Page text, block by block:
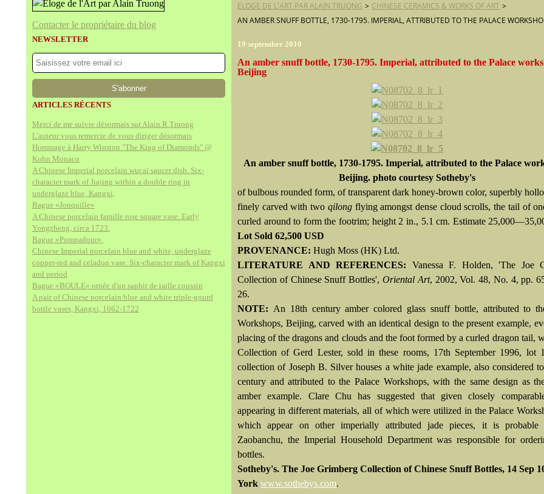
Contacter le propriétaire du blog
NEWSLETTER
ARTICLES RÉCENTS
Merci de me suivre désormais sur Alain.R.Truong
L'auteur vous remercie de vous diriger désormais
Hommage à Harry Winston "The King of Diamonds" @
Kohn Monaco
A Chinese Imperial porcelain wucai saucer dish. Six-
character mark of Jiajing within a double ring in
underglaze blue, Kangxi,
Bague «Jonquille»
A Chinese porcelain famille rose square vase. Early
Yongzheng, circa 1723.
Bague «Pompadour».
Chinese Imperial porcelain blue and white, underglaze
copper-red and celadon vase. Six-character mark of Kangxi
and period
Bague «BOULE» ornée d'un saphir de taille coussin
A pair of Chinese porcelain blue and white triple-gourd
bottle vases, Kangxi, 1662-1722
ELOGE DE L'ART PAR ALAIN TRUONG > CHINESE CERAMICS & WORKS OF ART >
AN AMBER SNUFF BOTTLE, 1730-1795. IMPERIAL, ATTRIBUTED TO THE PALACE
19 septembre 2010
An amber snuff bottle, 1730-1795. Imperial, attributed to the Palace
Beijing
An amber snuff bottle, 1730-1795. Imperial, attributed to the Palace
Beijing. photo courtesy Sotheby's
of bulbous rounded form, of transparent dark honey-brown color, superbly
finely carved with two qilongflying amongst dense cloud scrolls, the tail of
curled around to form the footrim; height 2 in., 5.1 cm. Estimate
Lot Sold 62,500 USD
PROVENANCE: Hugh Moss (HK) Ltd.
LITERATURE AND REFERENCES: Vanessa F. Holden, 'The Joe
Collection of Chinese Snuff Bottles', Oriental Art, 2002, Vol. 48, No. 4, pp.
26.
NOTE: An 18th century amber colored glass snuff bottle, attributed to
Workshops, Beijing, carved with an identical design to the present example,
placing of the dragons and clouds and the foot formed by a curled dragon tail,
Collection of Gerd Lester, sold in these rooms, 17th September 1996, lot
collection of Joseph B. Silver houses a white jade example, also considered
century and attributed to the Palace Workshops, with the same design as
amber example. Clare Chu has suggested that given closely
appearing in different materials, all of which were utilized in the Palace
which appear on other imperially attributed jade pieces, it is probable
Zaobanchu, the Imperial Household Department was responsible for
bottles.
Sotheby's. The Joe Grimberg Collection of Chinese Snuff Bottles, 14 Sep
York www.sothebys.com.